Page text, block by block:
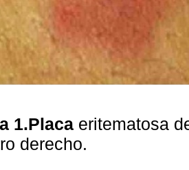
1.Placa eritematosa
derecho.